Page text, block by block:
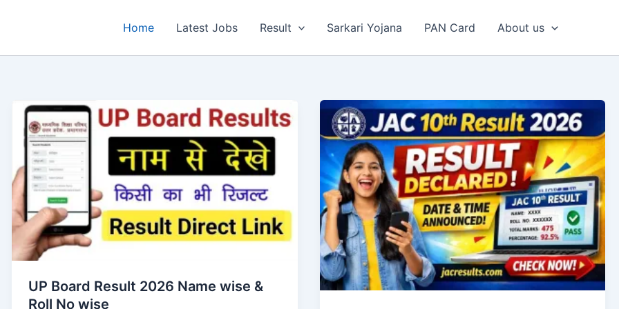
Home Latest Jobs Result Sarkari Yojana PAN Card About us
UP Board Result 2026 Name wise &
Roll No wise